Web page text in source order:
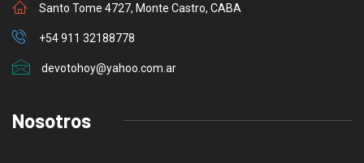
Santo Tome 4727, Monte Castro, CABA
+54 911 32188778
devotohoy@yahoo.com.ar
Nosotros